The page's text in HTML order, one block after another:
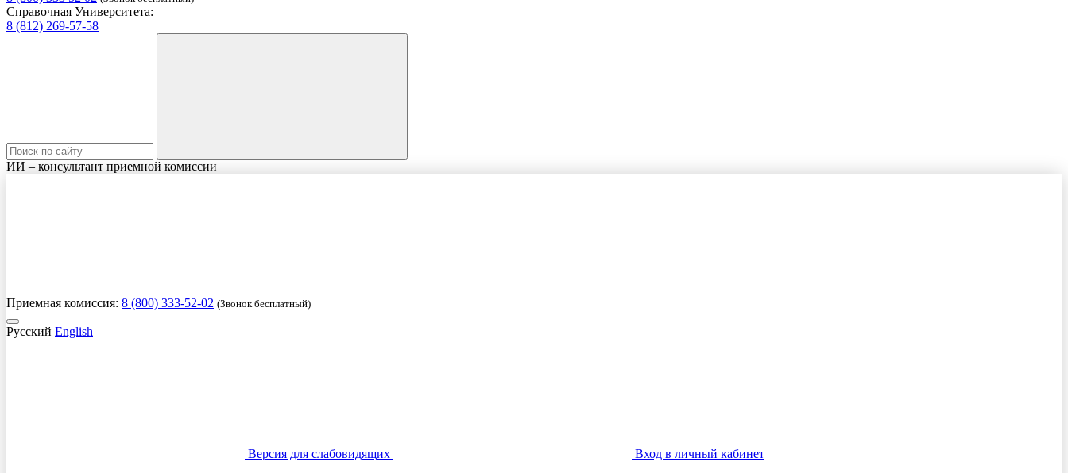
Справочная Университета:
8 (812) 269-57-58
ИИ – консультант приемной комиссии
Приемная комиссия: 8 (800) 333-52-02 (Звонок бесплатный)
Русский English
Версия для слабовидящих
Вход в личный кабинет